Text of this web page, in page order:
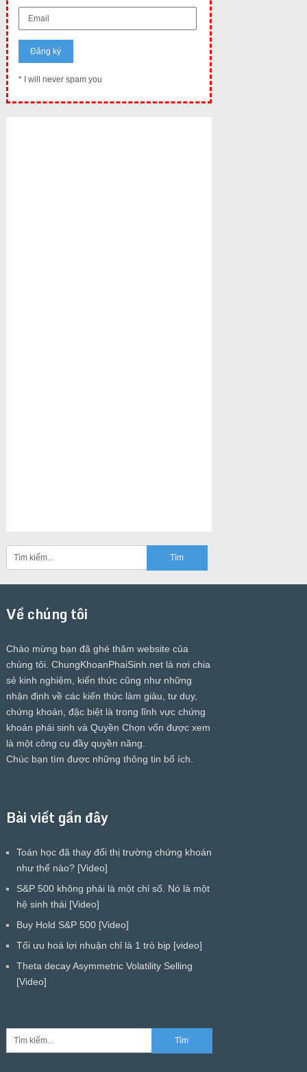
* I will never spam you
Về chúng tôi
Chào mừng bạn đã ghé thăm website của
chúng tôi. ChungKhoanPhaiSinh.netlà nơi chia
sẻ kinh nghiệm, kiến thức cũng như những
nhận định về các kiến thức làm giàu, tư duy,
chứng khoán, đặc biệt là trong lĩnh vực chứng
khoán phái sinh và Quyền Chọn vốn được xem
là một công cụ đầy quyền năng.
Chúc bạn tìm được những thông tin bổ ích.
Bài viết gần đây
Toán học đã thay đổi thị trường chứng khoán
như thế nào? [Video]
S&P 500 không phải là một chỉ số. Nó là một
hệ sinh thái [Video]
Buy Hold S&P 500 [Video]
Tối ưu hoá lợi nhuận chỉ là 1 trò bịp [video]
Theta decay Asymmetric Volatility Selling
[Video]